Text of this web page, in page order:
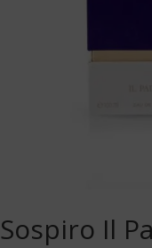
Sospiro Il